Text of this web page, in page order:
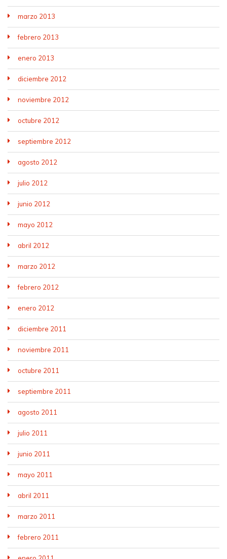
marzo 2013
febrero 2013
enero 2013
diciembre 2012
noviembre 2012
octubre 2012
septiembre 2012
agosto 2012
julio 2012
junio 2012
mayo 2012
abril 2012
marzo 2012
febrero 2012
enero 2012
diciembre 2011
noviembre 2011
octubre 2011
septiembre 2011
agosto 2011
julio 2011
junio 2011
mayo 2011
abril 2011
marzo 2011
febrero 2011